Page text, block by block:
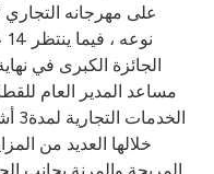
على مهرجانه التجاري
الجائزة الكبرى في
مساعد المدير العام
خلالها العديد من